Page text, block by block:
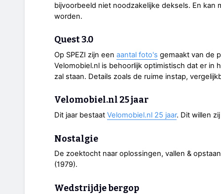
bijvoorbeeld niet noodzakelijke deksels. En kan
worden.
Quest 3.0
Op SPEZI zijn een aantal foto's gemaakt van de
Velomobiel.nl is behoorlijk optimistisch dat er in
zal staan. Details zoals de ruime instap,
Velomobiel.nl 25 jaar
Dit jaar bestaat Velomobiel.nl 25 jaar. Dit willen
Nostalgie
De zoektocht naar oplossingen, vallen &
(1979).
Wedstrijdje bergop